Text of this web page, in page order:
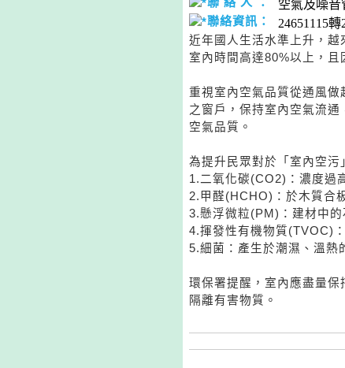
空氣及噪
聯絡資訊：
24651115轉
近年國人生活水準上升，
室內時間高達80%以上，且
重視室內空氣品質從通風
之窗戶，保持室內空氣流
空氣品質。
為提升民眾對於「室內空污
1.二氧化碳(CO2)：濃度過
2.甲醛(HCHO)：於木質合
3.懸浮微粒(PM)：建材中的
4.揮發性有機物質(TVOC)
5.細菌：產生於潮濕、溫熱
環保署提醒，室內應盡量
隔離有害物質。